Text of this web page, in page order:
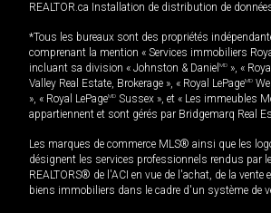
REALTOR.ca Installation de distribution de
*Tous les bureaux sont des propriétés
comprenant la mention « Services immobiliers
incluant sa division « Johnston & Daniel MD », «
Valley Real Estate, Brokerage », « Royal LePageMD
», « Royal LePageMD Sussex », et « Les immeubles
appartiennent et sont gérés par Bridgemarq Real
Les marques de commerce MLS® ainsi que les
désignent les services professionnels rendus par
REALTORS® de l'ACI en vue de l'achat, de la vente
biens immobiliers dans le cadre d'un système de